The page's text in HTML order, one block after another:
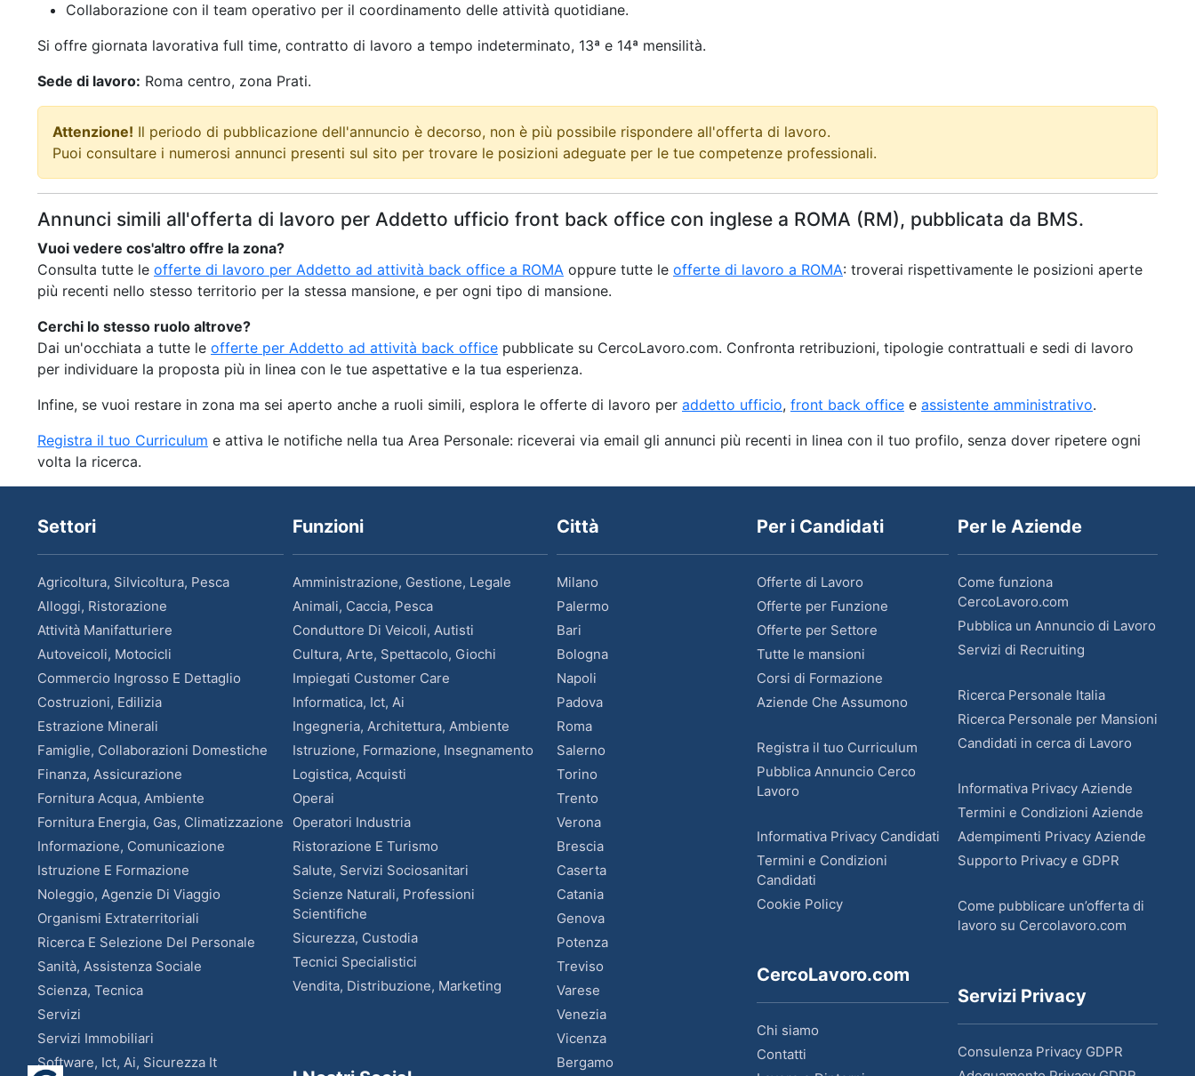
Collaborazione con il team operativo per il coordinamento delle attività quotidiane.
Si offre giornata lavorativa full time, contratto di lavoro a tempo indeterminato, 13ª e 14ª mensilità.
Sede di lavoro: Roma centro, zona Prati.
Attenzione! Il periodo di pubblicazione dell'annuncio è decorso, non è più possibile rispondere all'offerta di lavoro.
Puoi consultare i numerosi annunci presenti sul sito per trovare le posizioni adeguate per le tue competenze professionali.
Annunci simili all'offerta di lavoro per Addetto ufficio front back office con inglese a ROMA (RM), pubblicata da BMS.
Vuoi vedere cos'altro offre la zona?
Consulta tutte le offerte di lavoro per Addetto ad attività back office a ROMA oppure tutte le offerte di lavoro a ROMA: troverai rispettivamente le posizioni aperte
più recenti nello stesso territorio per la stessa mansione, e per ogni tipo di mansione.
Cerchi lo stesso ruolo altrove?
Dai un'occhiata a tutte le offerte per Addetto ad attività back office pubblicate su CercoLavoro.com. Confronta retribuzioni, tipologie contrattuali e sedi di lavoro
per individuare la proposta più in linea con le tue aspettative e la tua esperienza.
Infine, se vuoi restare in zona ma sei aperto anche a ruoli simili, esplora le offerte di lavoro per addetto ufficio, front back office e assistente amministrativo.
Registra il tuo Curriculum e attiva le notifiche nella tua Area Personale: riceverai via email gli annunci più recenti in linea con il tuo profilo, senza dover ripetere ogni
volta la ricerca.
Settori
Agricoltura, Silvicoltura, Pesca
Alloggi, Ristorazione
Attività Manifatturiere
Autoveicoli, Motocicli
Commercio Ingrosso E Dettaglio
Costruzioni, Edilizia
Estrazione Minerali
Famiglie, Collaborazioni Domestiche
Finanza, Assicurazione
Fornitura Acqua, Ambiente
Fornitura Energia, Gas, Climatizzazione
Informazione, Comunicazione
Istruzione E Formazione
Noleggio, Agenzie Di Viaggio
Organismi Extraterritoriali
Ricerca E Selezione Del Personale
Sanità, Assistenza Sociale
Scienza, Tecnica
Servizi
Servizi Immobiliari
Software, Ict, Ai, Sicurezza It
Funzioni
Amministrazione, Gestione, Legale
Animali, Caccia, Pesca
Conduttore Di Veicoli, Autisti
Cultura, Arte, Spettacolo, Giochi
Impiegati Customer Care
Informatica, Ict, Ai
Ingegneria, Architettura, Ambiente
Istruzione, Formazione, Insegnamento
Logistica, Acquisti
Operai
Operatori Industria
Ristorazione E Turismo
Salute, Servizi Sociosanitari
Scienze Naturali, Professioni
Scientifiche
Sicurezza, Custodia
Tecnici Specialistici
Vendita, Distribuzione, Marketing
Città
Milano
Palermo
Bari
Bologna
Napoli
Padova
Roma
Salerno
Torino
Trento
Verona
Brescia
Caserta
Catania
Genova
Potenza
Treviso
Varese
Venezia
Vicenza
Bergamo
Per i Candidati
Offerte di Lavoro
Offerte per Funzione
Offerte per Settore
Tutte le mansioni
Corsi di Formazione
Aziende Che Assumono
Registra il tuo Curriculum
Pubblica Annuncio Cerco
Lavoro
Informativa Privacy Candidati
Termini e Condizioni
Candidati
Cookie Policy
CercoLavoro.com
Chi siamo
Contatti
Per le Aziende
Come funziona
CercoLavoro.com
Pubblica un Annuncio di Lavoro
Servizi di Recruiting
Ricerca Personale Italia
Ricerca Personale per Mansioni
Candidati in cerca di Lavoro
Informativa Privacy Aziende
Termini e Condizioni Aziende
Adempimenti Privacy Aziende
Supporto Privacy e GDPR
Come pubblicare un’offerta di
lavoro su Cercolavoro.com
Servizi Privacy
Consulenza Privacy GDPR